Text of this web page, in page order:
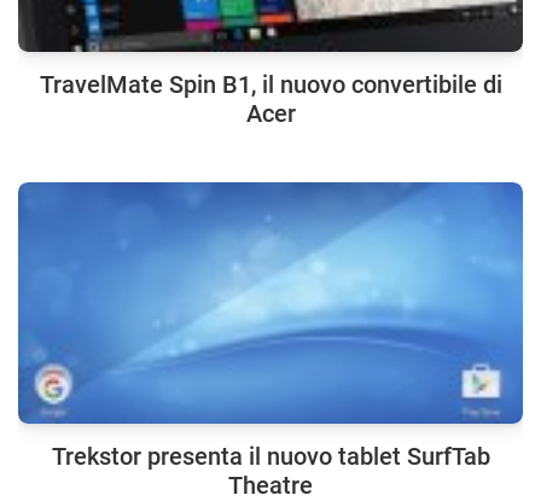
TravelMate Spin B1, il nuovo convertibile di
Acer
Trekstor presenta il nuovo tablet SurfTab
Theatre